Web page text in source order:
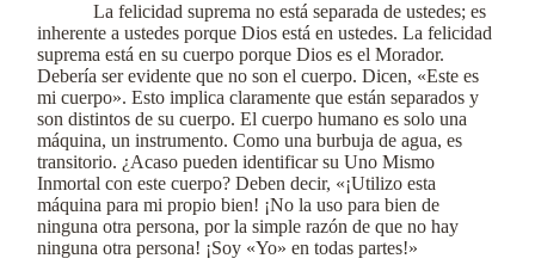
La felicidad suprema no está separada de ustedes; es
inherente a ustedes porque Dios está en ustedes. La felicidad
suprema está en su cuerpo porque Dios es el Morador.
Debería ser evidente que no son el cuerpo. Dicen, «Este es
mi cuerpo». Esto implica claramente que están separados y
son distintos de su cuerpo. El cuerpo humano es solo una
máquina, un instrumento. Como una burbuja de agua, es
transitorio. ¿Acaso pueden identificar su Uno Mismo
Inmortal con este cuerpo? Deben decir, «¡Utilizo esta
máquina para mi propio bien! ¡No la uso para bien de
ninguna otra persona, por la simple razón de que no hay
ninguna otra persona! ¡Soy «Yo» en todas partes!»